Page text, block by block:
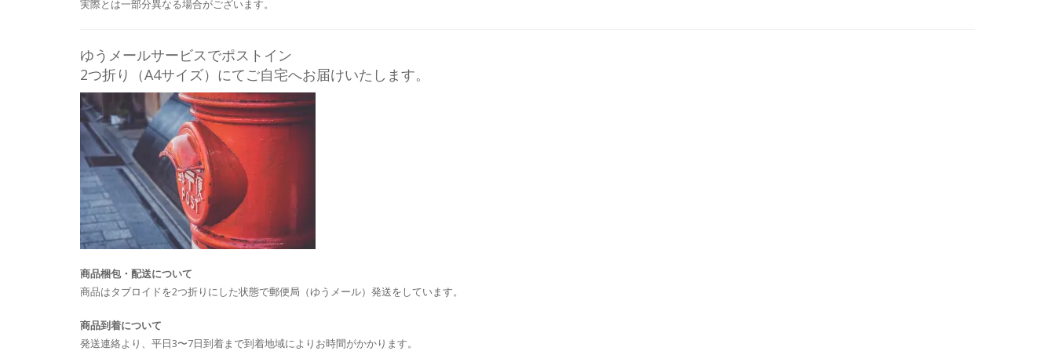
実際とは一部分異なる場合がございます。
ゆうメールサービスでポストイン
2つ折り（A4サイズ）にてご自宅へお届けいたします。
商品梱包・配送について
商品はタブロイドを2つ折りにした状態で郵便局（ゆうメール）発送をしています。
商品到着について
発送連絡より、平日3〜7日到着まで到着地域によりお時間がかかります。